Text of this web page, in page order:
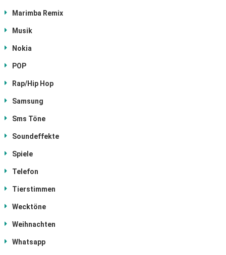
Marimba Remix
Musik
Nokia
POP
Rap/Hip Hop
Samsung
Sms Töne
Soundeffekte
Spiele
Telefon
Tierstimmen
Wecktöne
Weihnachten
Whatsapp